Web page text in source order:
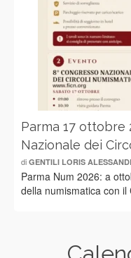
Parma 17 ottobre
Nazionale dei
di GENTILI LORIS
Parma Num 2026: a
della numismatica con il